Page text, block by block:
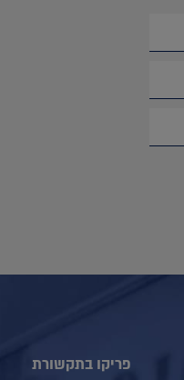
פריקו בתקשורת